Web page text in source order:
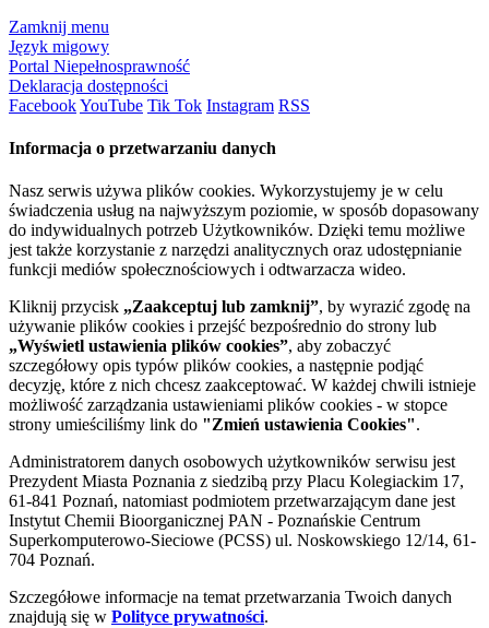
Zamknij menu
Język migowy
Portal Niepełnosprawność
Deklaracja dostępności
FacebookYouTube Tik Tok Instagram RSS
Informacja o przetwarzaniu danych
Nasz serwis używa plików cookies. Wykorzystujemy je w celu
świadczenia usług na najwyższym poziomie, w sposób dopasowany
do indywidualnych potrzeb Użytkowników. Dzięki temu możliwe
jest także korzystanie z narzędzi analitycznych oraz udostępnianie
funkcji mediów społecznościowych i odtwarzacza wideo.
Kliknij przycisk „Zaakceptuj lub zamknij”, by wyrazić zgodę na
używanie plików cookies i przejść bezpośrednio do strony lub
„Wyświetl ustawienia plików cookies”, aby zobaczyć
szczegółowy opis typów plików cookies, a następnie podjąć
decyzję, które z nich chcesz zaakceptować. W każdej chwili istnieje
możliwość zarządzania ustawieniami plików cookies - w stopce
strony umieściliśmy link do "Zmień ustawienia Cookies".
Administratorem danych osobowych użytkowników serwisu jest
Prezydent Miasta Poznania z siedzibą przy Placu Kolegiackim 17,
61-841 Poznań, natomiast podmiotem przetwarzającym dane jest
Instytut Chemii Bioorganicznej PAN - Poznańskie Centrum
Superkomputerowo-Sieciowe (PCSS) ul. Noskowskiego 12/14, 61-
704 Poznań.
Szczegółowe informacje na temat przetwarzania Twoich danych
znajdują się w Polityce prywatności.